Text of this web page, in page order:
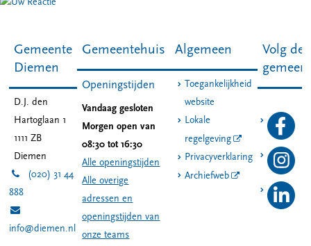
Gemeente
Diemen
D.J. den
Hartoglaan 1
1111 ZB
Diemen
(020) 31 44
888
info@diemen.nl
Gemeentehuis
Openingstijden
Vandaag gesloten
Morgen open van
08:30 tot 16:30
Alle openingstijden
Alle overige
adressen en
openingstijden van
onze teams
Algemeen
Toegankelijkheid
website
Lokale
regelgeving
Privacyverklaring
Archiefweb
Volg de